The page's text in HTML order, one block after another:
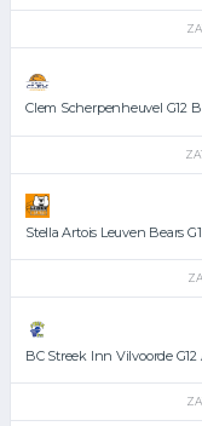
Clem Scherpenheuvel G12 B
Stella Artois Leuven Bears
BC Streek Inn Vilvoorde G12